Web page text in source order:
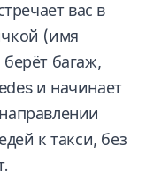
вас в
(имя
багаж,
и начинает
к такси, без